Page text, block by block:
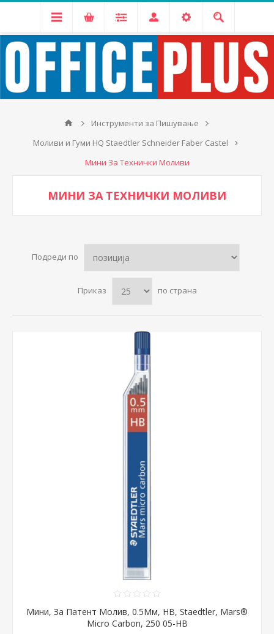
Инструменти за Пишување
Моливи и Гуми HQ Staedtler Schneider Faber Castel
Мини За Технички Моливи
МИНИ ЗА ТЕХНИЧКИ МОЛИВИ
Подреди по
Приказ по страна
Мини, За Патент Молив, 0.5Мм, HB, Staedtler, Mars®
Micro Carbon, 250 05-HB